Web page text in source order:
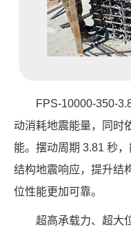
FPS-10000-350-
动消耗地震能量，同时
能。摆动周期 3.81 秒
结构地震响应，提升结
位性能更加可靠。
超高承载力、超大